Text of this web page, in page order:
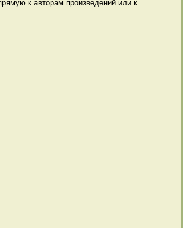
к авторам произведений или к